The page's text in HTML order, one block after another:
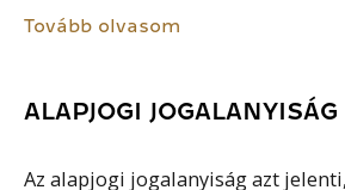
Tovább olvasom
ALAPJOGI JOGALANYISÁG
Az alapjogi jogalanyiság azt